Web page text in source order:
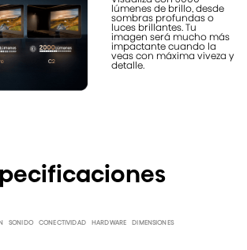
lúmenes de brillo, desde
sombras profundas o
luces brillantes. Tu
imagen será mucho más
impactante cuando la
veas con máxima viveza y
detalle.
SONIDO CONECTIVIDAD HARDWARE DIMENSIONES